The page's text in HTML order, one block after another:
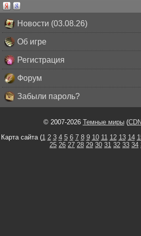
Новости (03.08.26)
Об игре
Регистрация
Форум
Забыли пароль?
© 2007-2026 Темные миры(
Карта сайта (1 2 3 4 5 6 7 8 9 10 11 12 13 14
25 26 27 28 29 30 31 32 33 34